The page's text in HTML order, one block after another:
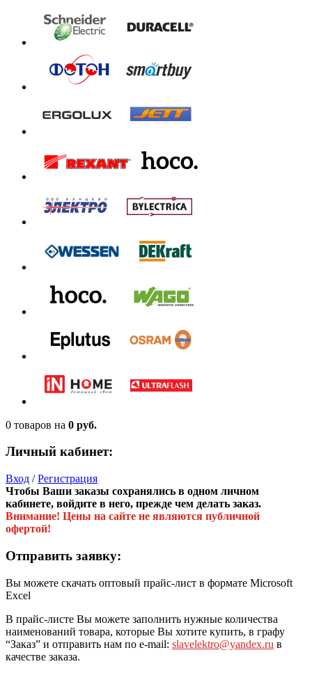
0 товаров на 0 руб.
Личный кабинет:
Вход /Регистрация
Чтобы Ваши заказы сохранялись в одном личном
кабинете, войдите в него, прежде чем делать заказ.
Внимание! Цены на сайте не являются публичной
офертой!
Отправить заявку:
Вы можете скачать оптовый прайс-лист в формате Microsoft
Excel
В прайс-листе Вы можете заполнить нужные количества
наименований товара, которые Вы хотите купить, в графу
“Заказ” и отправить нам по e-mail: slavelektro@yandex.ru в
качестве заказа.